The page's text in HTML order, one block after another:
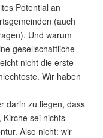
Potential an
(auch
Und warum
gesellschaftliche
nicht die erste
Wir haben
darin zu liegen, dass
Kirche sei nichts
Also nicht: wir